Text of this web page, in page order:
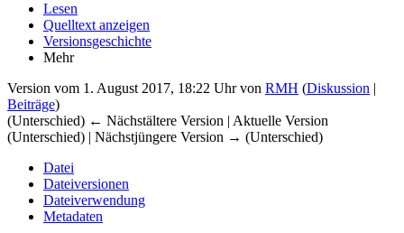
Lesen
Quelltext anzeigen
Versionsgeschichte
Mehr
Version vom 1. August 2017, 18:22 Uhr von RMH (Diskussion |
Beiträge)
(Unterschied) ← Nächstältere Version | Aktuelle Version
(Unterschied) | Nächstjüngere Version → (Unterschied)
Datei
Dateiversionen
Dateiverwendung
Metadaten